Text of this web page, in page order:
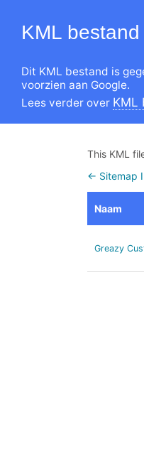
KML bestand
Dit KML bestand is
voorzien aan Google.
Lees verder over KML
This KML
← Sitemap
Naam
Greazy